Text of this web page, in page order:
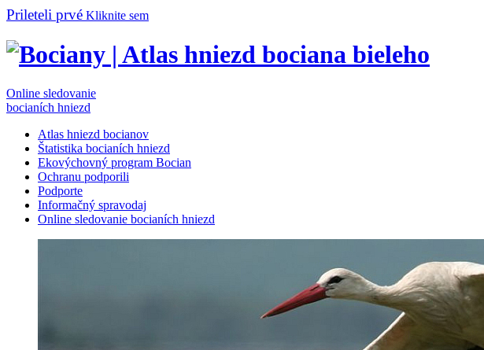
Prileteli prvé Kliknite sem
Online sledovanie
bocianích hniezd
Atlas hniezd bocianov
Štatistika bocianích hniezd
Ekovýchovný program Bocian
Ochranu podporili
Podporte
Informačný spravodaj
Online sledovanie bocianích hniezd